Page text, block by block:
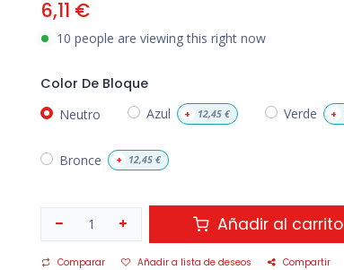
6,11 €
10 people are viewing this right now
Color De Bloque
Neutro Azul + 12,45€ Verde +
Bronce + 12,45 €
Añadir al carrito
Comparar Añadir a lista de deseos Compartir